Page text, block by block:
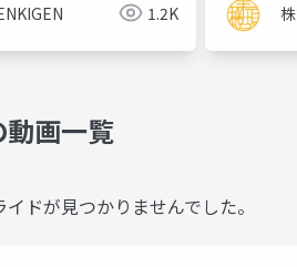
1.2K
画一覧
ドが見つかりませんでした。